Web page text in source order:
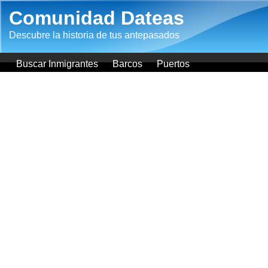
Comunidad Dateas
Descubre la historia de tus antepasados
Buscar Inmigrantes Barcos Puertos